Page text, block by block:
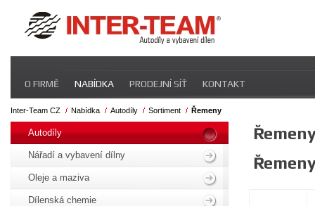
Přeskočit
navigaci
O FIRMĚ NABÍDKA PRODEJNÍ SÍŤ KONTAKT
Inter-Team CZ Nabídka Autodíly Sortiment Řemeny
Přeskočit
navigaci
Autodíly
Nářadí a vybavení dílny
Oleje a maziva
Dílenská chemie